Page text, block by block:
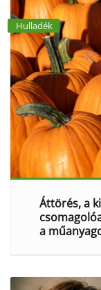
Hulladék
Áttörés, a
a